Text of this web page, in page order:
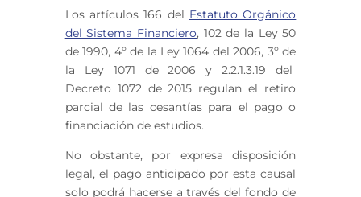
Los artículos 166 del Estatuto Orgánico
del Sistema Financiero, 102 de la Ley 50
de 1990, 4º de la Ley 1064 del 2006, 3º de
la Ley 1071 de 2006 y 2.2.1.3.19 del
Decreto 1072 de 2015 regulan el retiro
parcial de las cesantías para el pago o
financiación de estudios.
No obstante, por expresa disposición
legal, el pago anticipado por esta causal
solo podrá hacerse a través del fondo de